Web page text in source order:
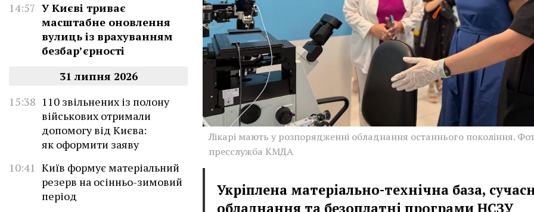
14:57 У Києві триває
масштабне оновлення
вулиць із врахуванням
безбар’єрності
31 липня 2026
15:38 110 звільнених із полону
військових отримали
допомогу від Києва:
як оформити заяву
10:41 Київ формує матеріальний
резерв на осінньо-зимовий
період
Лікарі мають у розпорядженні обладнання останнього покоління.
пресслужба КМДА
Укріплена матеріально-технічна база,
обладнання та безоплатні програми НСЗУ